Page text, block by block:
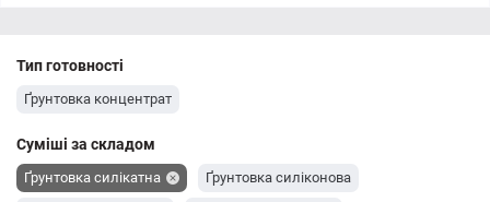
Тип готовності
Ґрунтовка концентрат
Суміші за складом
Ґрунтовка силікатна Ґрунтовка силіконова